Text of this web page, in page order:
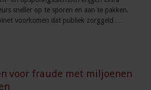
sneller op te sporen en aan te pakken.
voorkomen dat publiek zorggeld …
voor fraude met miljoenen